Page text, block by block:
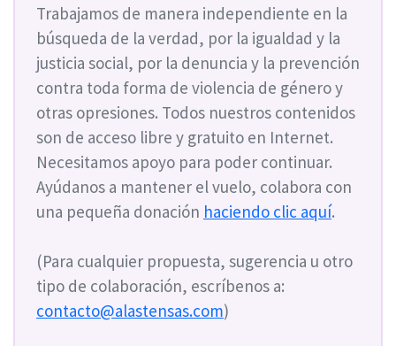
Trabajamos de manera independiente en la
búsqueda de la verdad, por la igualdad y la
justicia social, por la denuncia y la prevención
contra toda forma de violencia de género y
otras opresiones. Todos nuestros contenidos
son de acceso libre y gratuito en Internet.
Necesitamos apoyo para poder continuar.
Ayúdanos a mantener el vuelo, colabora con
una pequeña donación haciendo clic aquí.
(Para cualquier propuesta, sugerencia u otro
tipo de colaboración, escríbenos a:
contacto@alastensas.com)